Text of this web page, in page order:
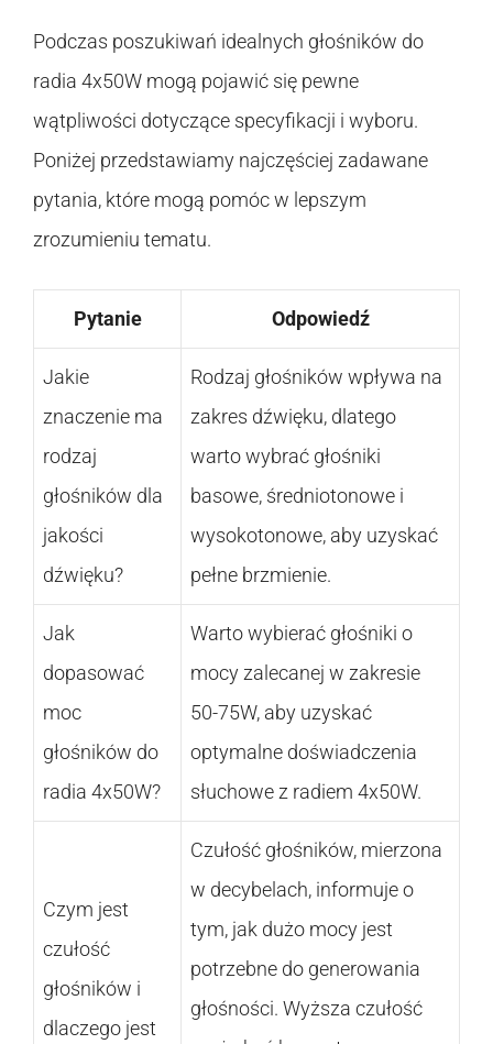
Podczas poszukiwań idealnych głośników do
radia 4x50W mogą pojawić się pewne
wątpliwości dotyczące specyfikacji i wyboru.
Poniżej przedstawiamy najczęściej zadawane
pytania, które mogą pomóc w lepszym
zrozumieniu tematu.
Pytanie Odpowiedź
Jakie
znaczenie ma
rodzaj
głośników dla
jakości
dźwięku?
Rodzaj głośników wpływa na
zakres dźwięku, dlatego
warto wybrać głośniki
basowe, średniotonowe i
wysokotonowe, aby uzyskać
pełne brzmienie.
Jak
dopasować
moc
głośników do
radia 4x50W?
Warto wybierać głośniki o
mocy zalecanej w zakresie
50-75W, aby uzyskać
optymalne doświadczenia
słuchowe z radiem 4x50W.
Czym jest
czułość
głośników i
dlaczego jest
Czułość głośników, mierzona
w decybelach, informuje o
tym, jak dużo mocy jest
potrzebne do generowania
głośności. Wyższa czułość